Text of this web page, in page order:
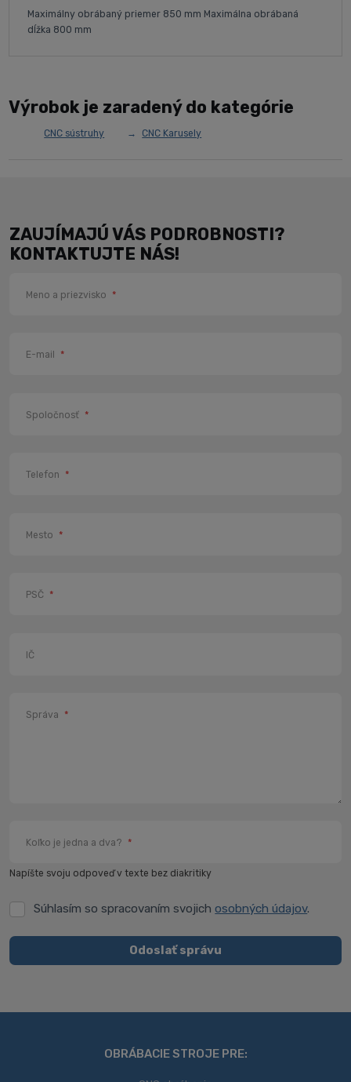
Maximálny obrábaný priemer 850 mm Maximálna obrábaná
dĺžka 800 mm
Výrobok je zaradený do kategórie
CNC sústruhy CNC Karusely
ZAUJÍMAJÚ VÁS PODROBNOSTI?
KONTAKTUJTE NÁS!
Meno a priezvisko *
E-mail *
Spoločnosť *
Telefon *
Mesto *
PSČ *
IČ
Správa *
Koľko je jedna a dva? *
Napíšte svoju odpoveď v texte bez diakritiky
Súhlasím
spracovaním
svojich
Súhlasím so spracovaním svojichosobných údajov.
Odoslať správu
OBRÁBACIE STROJE PRE: